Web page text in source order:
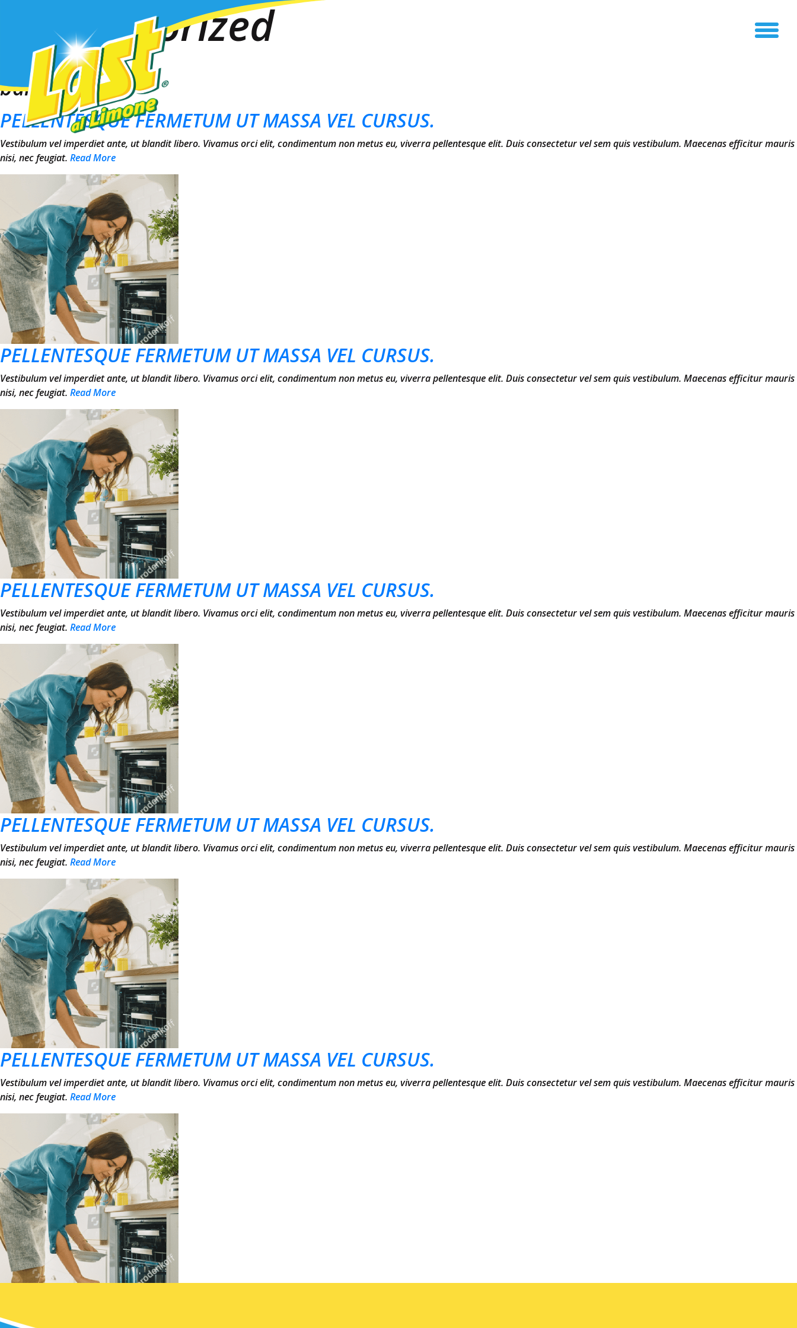
Uncategorized
This is my archive
bar
PELLENTESQUE FERMETUM UT MASSA VEL CURSUS.
Vestibulum vel imperdiet ante, ut blandit libero. Vivamus orci elit, condimentum non metus eu, viverra pellentesque elit. Duis consectetur vel sem quis vestibulum. Maecenas efficitur mauris
nisi, nec feugiat. Read More
PELLENTESQUE FERMETUM UT MASSA VEL CURSUS.
Vestibulum vel imperdiet ante, ut blandit libero. Vivamus orci elit, condimentum non metus eu, viverra pellentesque elit. Duis consectetur vel sem quis vestibulum. Maecenas efficitur mauris
nisi, nec feugiat. Read More
PELLENTESQUE FERMETUM UT MASSA VEL CURSUS.
Vestibulum vel imperdiet ante, ut blandit libero. Vivamus orci elit, condimentum non metus eu, viverra pellentesque elit. Duis consectetur vel sem quis vestibulum. Maecenas efficitur mauris
nisi, nec feugiat. Read More
PELLENTESQUE FERMETUM UT MASSA VEL CURSUS.
Vestibulum vel imperdiet ante, ut blandit libero. Vivamus orci elit, condimentum non metus eu, viverra pellentesque elit. Duis consectetur vel sem quis vestibulum. Maecenas efficitur mauris
nisi, nec feugiat. Read More
PELLENTESQUE FERMETUM UT MASSA VEL CURSUS.
Vestibulum vel imperdiet ante, ut blandit libero. Vivamus orci elit, condimentum non metus eu, viverra pellentesque elit. Duis consectetur vel sem quis vestibulum. Maecenas efficitur mauris
nisi, nec feugiat. Read More